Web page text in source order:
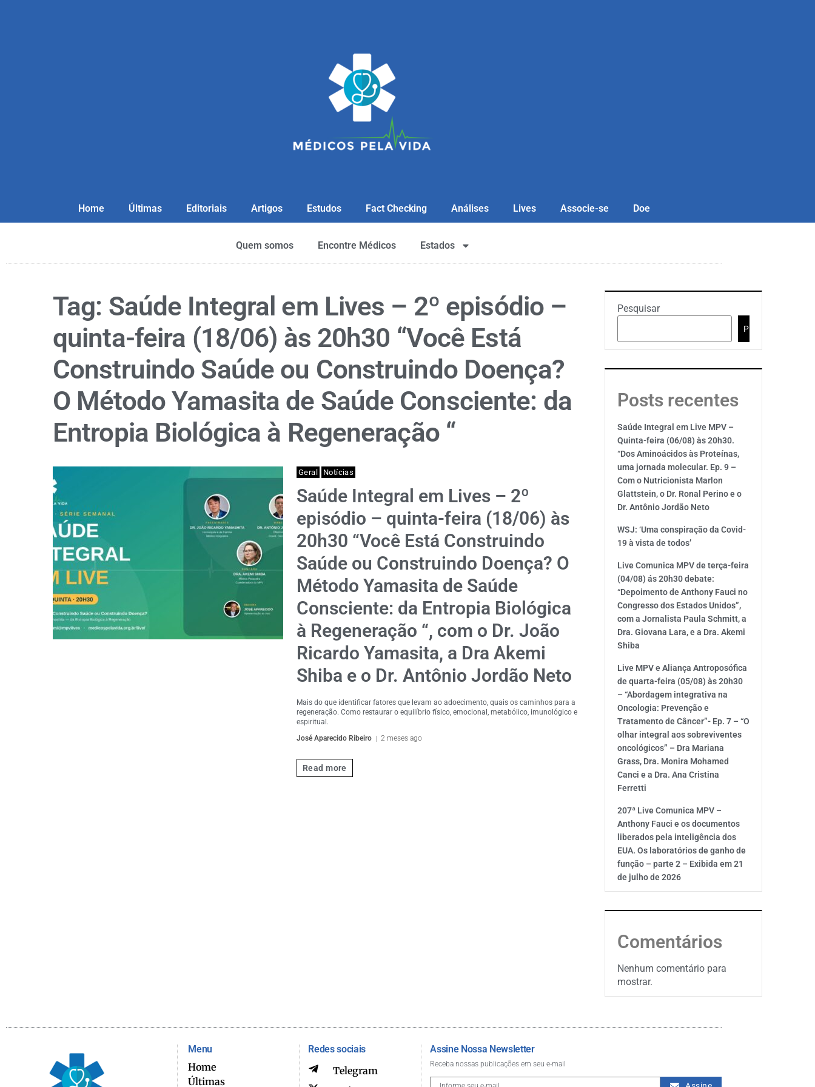
Home Últimas Editoriais Artigos Estudos Fact Checking Análises Lives Associe-se Doe
Quem somos Encontre Médicos Estados
Tag: Saúde Integral em Lives – 2º episódio –
quinta-feira (18/06) às 20h30 “Você Está
Construindo Saúde ou Construindo Doença?
O Método Yamasita de Saúde Consciente: da
Entropia Biológica à Regeneração “
Geral Notícias
Saúde Integral em Lives – 2º
episódio – quinta-feira (18/06) às
20h30 “Você Está Construindo
Saúde ou Construindo Doença? O
Método Yamasita de Saúde
Consciente: da Entropia Biológica
à Regeneração “, com o Dr. João
Ricardo Yamasita, a Dra Akemi
Shiba e o Dr. Antônio Jordão Neto
Mais do que identificar fatores que levam ao adoecimento, quais os caminhos para a
regeneração. Como restaurar o equilíbrio físico, emocional, metabólico, imunológico e
espiritual.
José Aparecido Ribeiro
2 meses ago
Read more
Pesquisar
Pesquisar
Posts recentes
Saúde Integral em Live MPV –
Quinta-feira (06/08) às 20h30.
“Dos Aminoácidos às Proteínas,
uma jornada molecular. Ep. 9 –
Com o Nutricionista Marlon
Glattstein, o Dr. Ronal Perino e o
Dr. Antônio Jordão Neto
WSJ: ‘Uma conspiração da Covid-
19 à vista de todos’
Live Comunica MPV de terça-feira
(04/08) ás 20h30 debate:
“Depoimento de Anthony Fauci no
Congresso dos Estados Unidos”,
com a Jornalista Paula Schmitt, a
Dra. Giovana Lara, e a Dra. Akemi
Shiba
Live MPV e Aliança Antroposófica
de quarta-feira (05/08) às 20h30
– “Abordagem integrativa na
Oncologia: Prevenção e
Tratamento de Câncer”- Ep. 7 – “O
olhar integral aos sobreviventes
oncológicos” – Dra Mariana
Grass, Dra. Monira Mohamed
Canci e a Dra. Ana Cristina
Ferretti
207ª Live Comunica MPV –
Anthony Fauci e os documentos
liberados pela inteligência dos
EUA. Os laboratórios de ganho de
função – parte 2 – Exibida em 21
de julho de 2026
Comentários
Nenhum comentário para
mostrar.
Menu
Home
Últimas
Redes sociais
Telegram
Assine Nossa Newsletter
Receba nossas publicações em seu e-mail